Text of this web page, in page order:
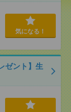
気になる！
ゼント】生